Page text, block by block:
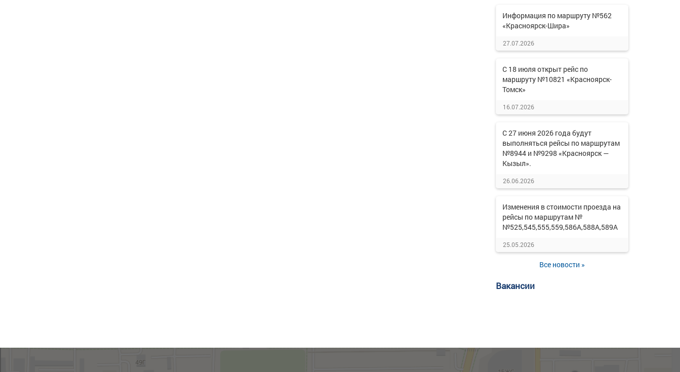
Информация по маршруту №562
«Красноярск-Шира»
27.07.2026
С 18 июля открыт рейс по
маршруту №10821 «Красноярск-
Томск»
16.07.2026
С 27 июня 2026 года будут
выполняться рейсы по маршрутам
№8944 и №9298 «Красноярск —
Кызыл».
26.06.2026
Изменения в стоимости проезда на
рейсы по маршрутам №
№525,545,555,559,586А,588А,589А
25.05.2026
Все новости »
Вакансии